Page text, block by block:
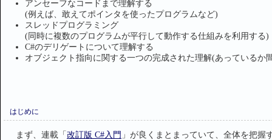
アンセーフなコードまで理解する
(例えば、敢えてポインタを使ったプログラムなど)
スレッドプログラミング
(同時に複数のプログラムが平行して動作する仕組みを利用する)
C#のデリゲートについて理解する
オブジェクト指向に関する一つの完成された理解(あっているか
はじめに
まず、連載「 改訂版 C#入門 」が良くまとまっていて、全体を把